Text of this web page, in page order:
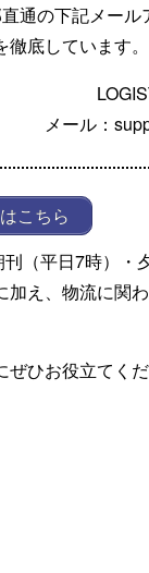
通の下記メール
底しています。
メール：
こちら
（平日7時）・
え、物流に関
ひお役立てくだ